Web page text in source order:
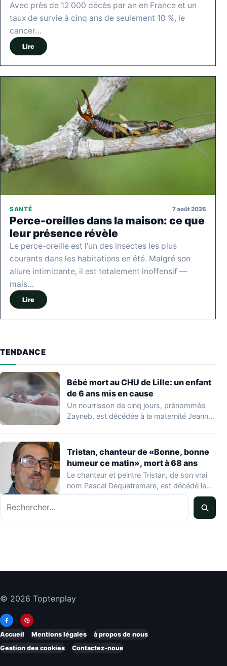
Avec près de 12 000 décès par an en France et un
taux de survie à cinq ans de seulement 10 %, le
cancer…
Lire
SANTÉ 7 août 2026
Perce-oreilles dans la maison: ce que
leur présence révèle
Le perce-oreille est l'un des insectes les plus
courants dans les habitations en été. Malgré son
allure intimidante, il est totalement inoffensif —
mais…
Lire
TENDANCE
Bébé mort au CHU de Lille: un enfant
de 6 ans mis en cause
Un nourrisson de cinq jours, prénommée
Zayneb, est décédée à la maternité Jeanne
Tristan, chanteur de «Bonne, bonne
humeur ce matin», mort à 68 ans
Le chanteur et peintre Tristan, de son vrai
nom Pascal Dequatremare, est décédé le…
© 2026 Toptenplay
Accueil Mentions légales
à propos de nous
Gestion des cookies
Contactez-nous